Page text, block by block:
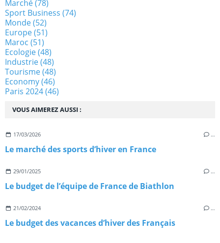
VOUS AIMEREZ AUSSI :
17/03/2026 …
Le marché des sports d’hiver en France
29/01/2025 …
Le budget de l’équipe de France de Biathlon
21/02/2024 …
Le budget des vacances d’hiver des Français
Marché(78)
Sport Business (74)
Monde(52)
Europe(51)
Maroc (51)
Ecologie(48)
Industrie(48)
Tourisme(48)
Economy(46)
Paris 2024(46)